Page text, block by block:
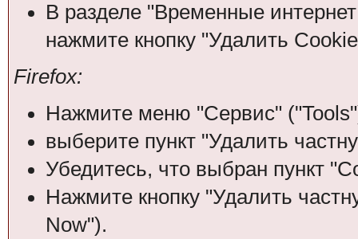
В разделе "Временные
нажмите кнопку "Удалить
Firefox:
Нажмите меню "Сервис"
выберите пункт "Удалить
Убедитесь, что выбран пункт
Нажмите кнопку "Удалить
Now").